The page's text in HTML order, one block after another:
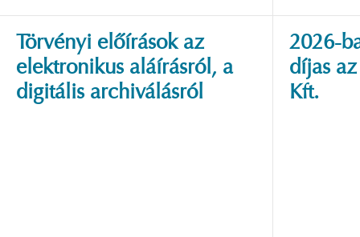
Törvényi előírások az
elektronikus aláírásról, a
digitális archiválásról
2026-
díjas
Kft.